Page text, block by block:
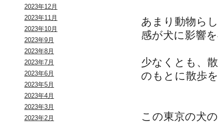
2023年12月
2023年11月
2023年10月
2023年9月
2023年8月
2023年7月
2023年6月
2023年5月
2023年4月
2023年3月
2023年2月
あまり動物ら
感が犬に影響
少なくとも、
のもとに散歩
この東京の犬